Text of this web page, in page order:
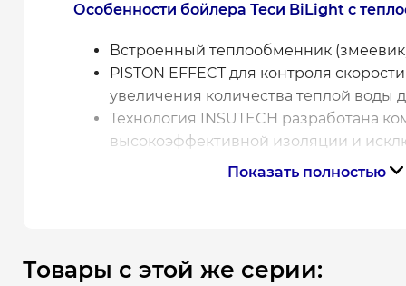
Особенности бойлера Теси BiLight с
Встроенный теплообменник
PISTON EFFECT для контроля
увеличения количества теплой воды
Технология INSUTECH разработана
высокоэффективной изоляции и
тепловых потерь
Защита против замерзания
Показать полностью
Товары с этой же серии: